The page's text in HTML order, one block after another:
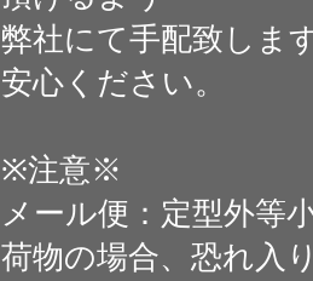
弊社にて手配致しま
安心ください。
※注意※
メール便：定型外等
荷物の場合、恐れ入